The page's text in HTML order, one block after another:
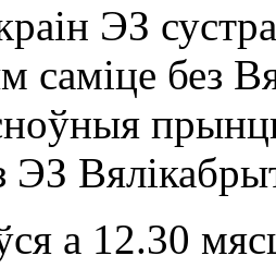
ЭЗ
саміце без
ЭЗ
а 12.30